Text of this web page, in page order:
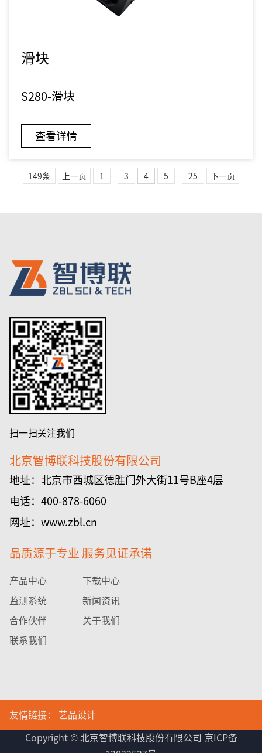
滑块
S280-滑块
查看详情
149条 上一页 1 .. 3 4 5 .. 25 下一页
扫一扫关注我们
北京智博联科技股份有限公司
地址：北京市西城区德胜门外大街11号B座4层
电话：400-878-6060
网址：www.zbl.cn
品质源于专业 服务见证承诺
产品中心 下载中心
监测系统 新闻资讯
合作伙伴 关于我们
联系我们
友情链接： 艺品设计
Copyright © 北京智博联科技股份有限公司 京ICP备